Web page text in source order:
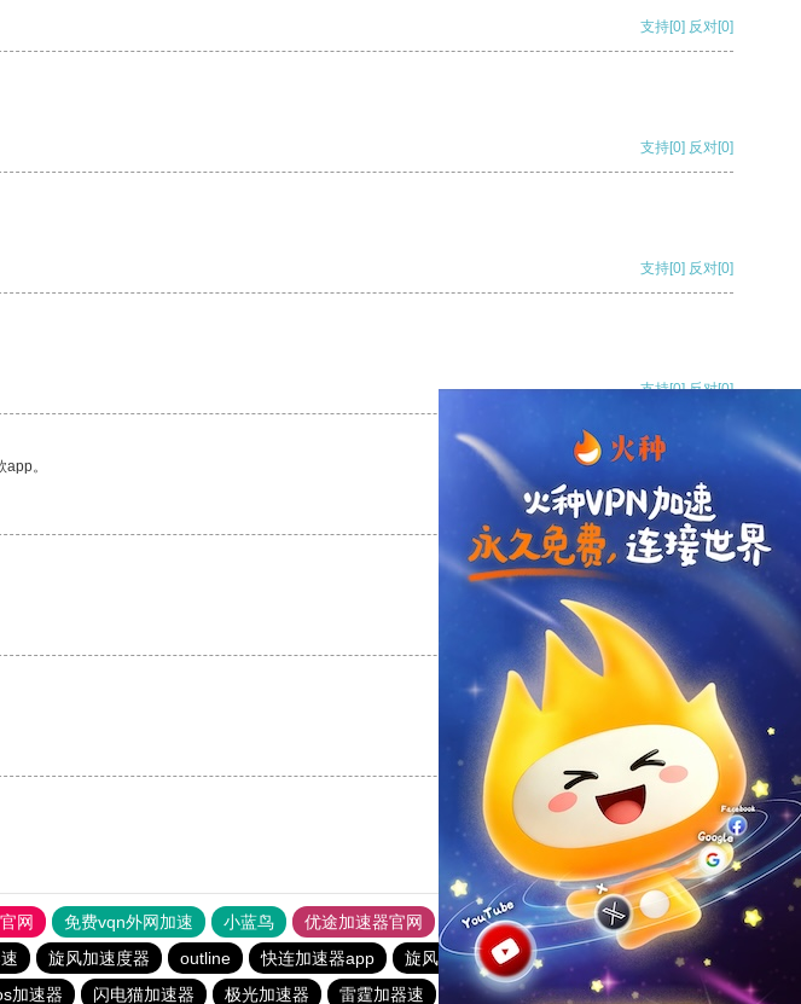
支持[0] 反对[0]
支持[0] 反对[0]
支持[0] 反对[0]
支持[0] 反对[0]
。
支持[0] 反对
支持
支持 反对 [0]
网 免费vqn外网加速 小蓝鸟 优途加速器官网 风驰加速器 旋风加速器
八戒看书
旋风加速度器 outline 快连加速器app 旋风加速度器
快连加速器app
加速器 闪电猫加速器 极光加速器 雷霆加器速 hammer加速器 快连加速器app